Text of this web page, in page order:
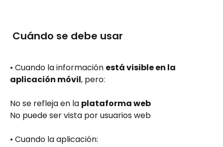
Cuándo se debe usar
• Cuando la información está visible en la
aplicación móvil, pero:
No se refleja en la plataforma web
No puede ser vista por usuarios web
• Cuando la aplicación: